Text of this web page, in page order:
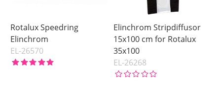
Rotalux Speedring
Elinchrom
EL-26570
Elinchrom Stripdiffusor
15x100 cm for Rotalux
35x100
EL-26268